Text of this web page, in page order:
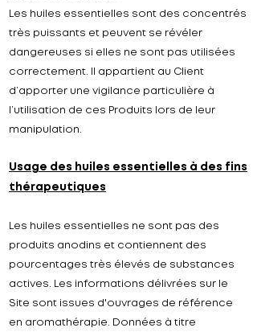
Les huiles essentielles sont des concentrés
très puissants et peuvent se révéler
dangereuses si elles ne sont pas utilisées
correctement. Il appartient au Client
d’apporter une vigilance particulière à
l’utilisation de ces Produits lors de leur
manipulation.
Usage des huiles essentielles à des fins
thérapeutiques
Les huiles essentielles ne sont pas des
produits anodins et contiennent des
pourcentages très élevés de substances
actives. Les informations délivrées sur le
Site sont issues d'ouvrages de référence
en aromathérapie. Données à titre